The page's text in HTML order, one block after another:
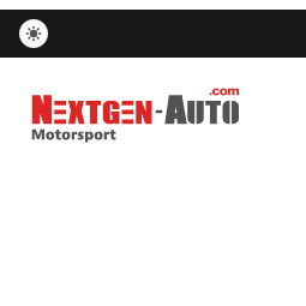
Nextgen-Auto.com